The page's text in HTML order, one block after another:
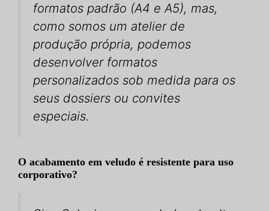
formatos padrão (A4 e A5), mas,
como somos um atelier de
produção própria, podemos
desenvolver formatos
personalizados sob medida para os
seus dossiers ou convites
especiais.
O acabamento em veludo é resistente para uso
corporativo?